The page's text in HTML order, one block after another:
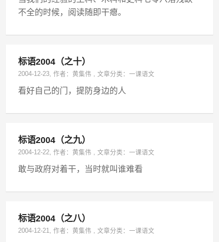
不全的时候，阅读随即干瘪。
标语2004（之十）
2004-12-23, 作者：黄集伟 ,文章分类：一课语文
看好自己的门，提防身边的人
标语2004（之九）
2004-12-22, 作者：黄集伟 ,文章分类：一课语文
敢与政府对着干，当时就叫谁难看
标语2004（之八）
2004-12-21, 作者：黄集伟 ,文章分类：一课语文